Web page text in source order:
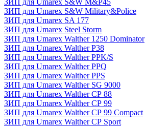
ЗИП для Umarex S&W M&P45
ЗИП для Umarex S&W Military&Police
ЗИП для Umarex SA 177
ЗИП для Umarex Steel Storm
ЗИП для Umarex Walther 1250 Dominator
ЗИП для Umarex Walther P38
ЗИП для Umarex Walther PPK/S
ЗИП для Umarex Walther PPQ
ЗИП для Umarex Walther PPS
ЗИП для Umarex Walther SG 9000
ЗИП для Umarex Walther СР 88
ЗИП для Umarex Walther СР 99
ЗИП для Umarex Walther СР 99 Compact
ЗИП для Umarex Walther СР Sport